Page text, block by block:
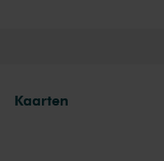
Kaarten